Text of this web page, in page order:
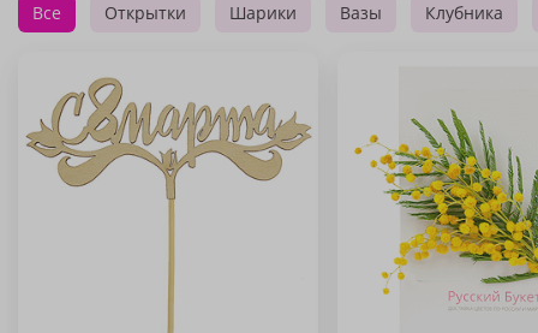
Все Открытки Шарики Вазы Клубника